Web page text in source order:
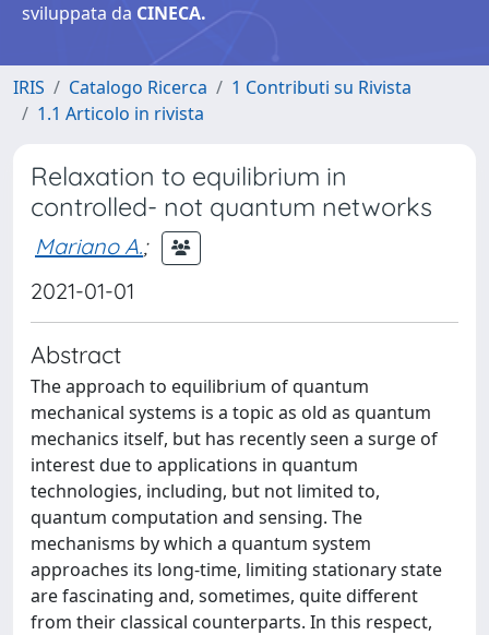
sviluppata da CINECA.
IRIS Catalogo Ricerca
1 Contributi su Rivista
1.1 Articolo in rivista
Relaxation to equilibrium in
controlled- not quantum networks
Mariano A.;
2021-01-01
Abstract
The approach to equilibrium of quantum
mechanical systems is a topic as old as quantum
mechanics itself, but has recently seen a surge of
interest due to applications in quantum
technologies, including, but not limited to,
quantum computation and sensing. The
mechanisms by which a quantum system
approaches its long-time, limiting stationary state
are fascinating and, sometimes, quite different
from their classical counterparts. In this respect,